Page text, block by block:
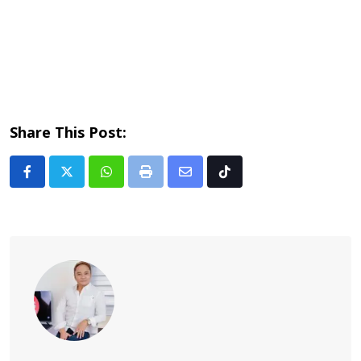
Share This Post:
Whatsapp
Print
Share Tiktok